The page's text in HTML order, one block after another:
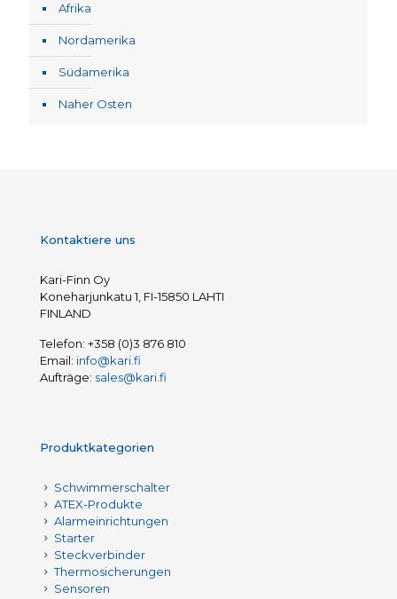
Afrika
Nordamerika
Südamerika
Naher Osten
Kontaktiere uns
Kari-Finn Oy
Koneharjunkatu 1, FI-15850 LAHTI
FINLAND
Telefon: +358 (0)3 876 810
Email: info@kari.fi
Aufträge: sales@kari.fi
Produktkategorien
Schwimmerschalter
ATEX-Produkte
Alarmeinrichtungen
Starter
Steckverbinder
Thermosicherungen
Sensoren